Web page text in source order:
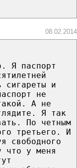
08.02.2014
Я паспорт
сигареты и
не
А не
Я так
По четным
третьего. И
свободного
что у меня